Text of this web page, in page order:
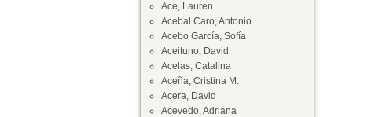
Ace, Lauren
Acebal Caro, Antonio
Acebo García, Sofía
Aceituno, David
Acelas, Catalina
Aceña, Cristina M.
Acera, David
Acevedo, Adriana